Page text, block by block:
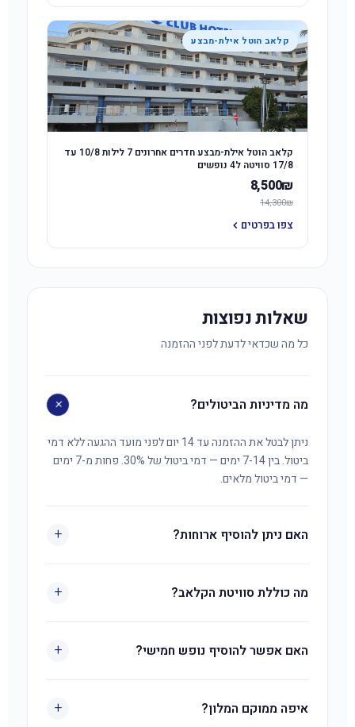
קלאב הוטל אילת-מבצע
קלאב הוטל אילת-מבצע חדרים אחרונים 7 לילות 10/8 עד
17/8 סוויטה ל4 נופשים
8,500₪
14,300₪
צפו בפרטים
שאלות נפוצות
כל מה שכדאי לדעת לפני ההזמנה
מה מדיניות הביטולים? +
ניתן לבטל את ההזמנה עד 14 יום לפני מועד ההגעה ללא דמי
ביטול. בין 7-14 ימים — דמי ביטול של 30%. פחות מ-7 ימים
— דמי ביטול מלאים.
האם ניתן להוסיף ארוחות? +
מה כוללת סוויטת הקלאב? +
מטבחון מאובזר, פינת אוכל, חדר רחצה ומרפסת. שתי
האם אפשר להוסיף נופש חמישי? +
איפה ממוקם המלון? +